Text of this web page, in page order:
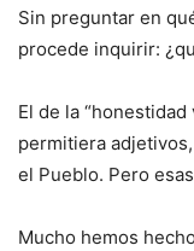
Sin preguntar en
procede inquirir:
El de la
permitiera
el Pueblo. Pero
Mucho hemos